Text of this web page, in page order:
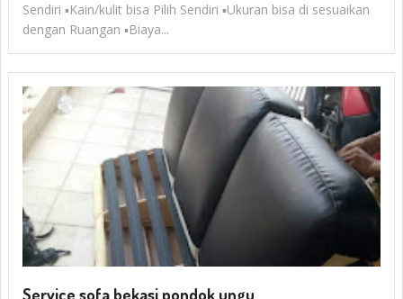
Sendiri ▪Kain/kulit bisa Pilih Sendiri ▪Ukuran bisa di sesuaikan
dengan Ruangan ▪Biaya...
Service sofa bekasi pondok ungu